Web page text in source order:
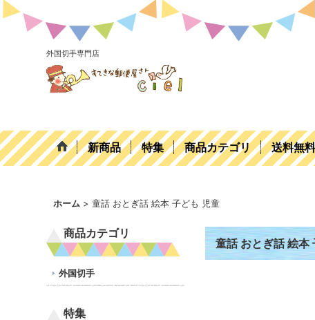
外国切手専門店
新商品 特集 商品カテゴリ 送料無
ホーム > 童話 おとぎ話 絵本 子ども 児童
商品カテゴリ
外国切手
特集
童話 おとぎ話 絵本